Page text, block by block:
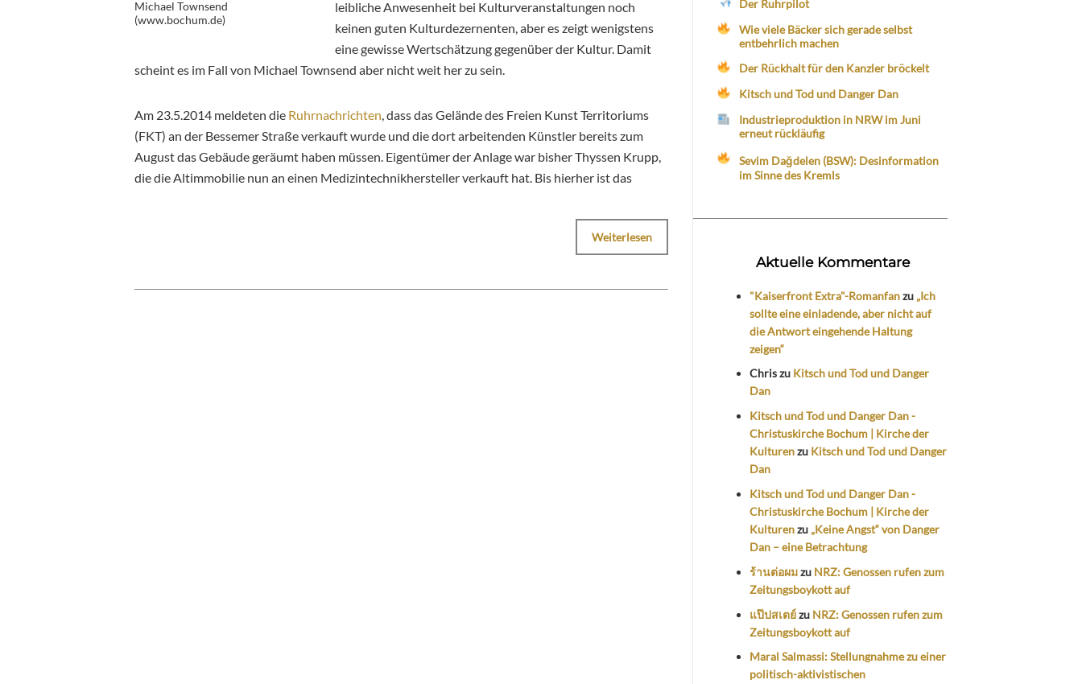
Michael Townsend
(www.bochum.de)
leibliche Anwesenheit bei Kulturveranstaltungen noch
keinen guten Kulturdezernenten, aber es zeigt wenigstens
eine gewisse Wertschätzung gegenüber der Kultur. Damit
scheint es im Fall von Michael Townsend aber nicht weit her zu sein.
Am 23.5.2014 meldeten die Ruhrnachrichten , dass das Gelände des Freien Kunst Territoriums
(FKT) an der Bessemer Straße verkauft wurde und die dort arbeitenden Künstler bereits zum
August das Gebäude geräumt haben müssen. Eigentümer der Anlage war bisher Thyssen Krupp,
die die Altimmobilie nun an einen Medizintechnikhersteller verkauft hat. Bis hierher ist das
Weiterlesen
Der Ruhrpilot
Wie viele Bäcker sich gerade selbst
entbehrlich machen
Der Rückhalt für den Kanzler bröckelt
Kitsch und Tod und Danger Dan
Industrieproduktion in NRW im Juni
erneut rückläufig
Sevim Dağdelen (BSW): Desinformation
im Sinne des Kremls
Aktuelle Kommentare
"Kaiserfront Extra"-Romanfanzu „Ich
sollte eine einladende, aber nicht auf
die Antwort eingehende Haltung
zeigen“
Chriszu Kitsch und Tod und Danger
Dan
Kitsch und Tod und Danger Dan -
Christuskirche Bochum | Kirche der
Kulturenzu Kitsch und Tod und Danger
Dan
Kitsch und Tod und Danger Dan -
Christuskirche Bochum | Kirche der
Kulturenzu „Keine Angst“ von Danger
Dan – eine Betrachtung
ร้านต่อผมzu NRZ: Genossen rufen zum
Zeitungsboykott auf
แป๊ปสเตย์zu NRZ: Genossen rufen zum
Zeitungsboykott auf
Maral Salmassi: Stellungnahme zu einer
politisch-aktivistischen